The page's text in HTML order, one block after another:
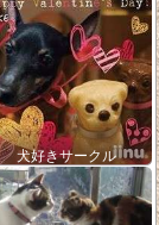
犬好きサークル